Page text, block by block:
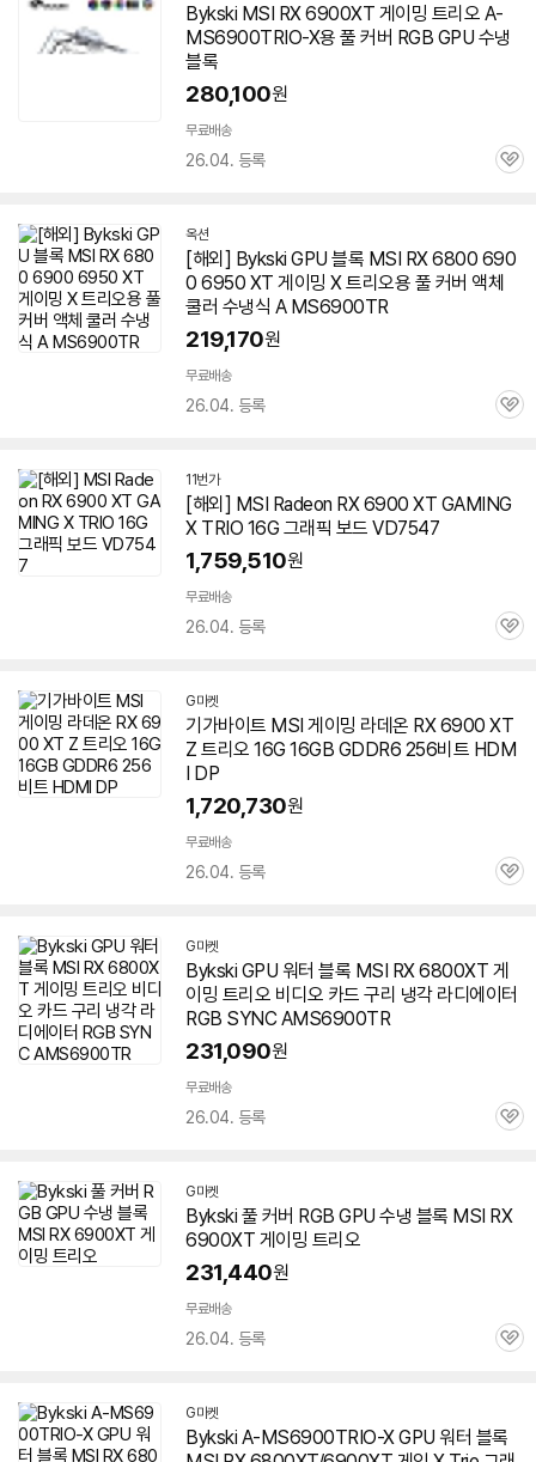
이
버
Bykski MSI RX6900XT 게이밍 트리오 A-
MS6900TRIO-X용 풀 커버 RGB GPU 수냉
블록
280,100원
무료배송
26.04. 등록
관
옥션
[해외] Bykski GPU 블록 MSI RX 6800 690
0 6950 XT 게이밍 X트리오용 풀 커버 액체
쿨러 수냉식 A MS6900TR
219,170원
무료배송
26.04. 등록
관
11번가
[해외] MSI Radeon RX 6900 XT GAMING
X TRIO 16G 그래픽 보드 VD7547
1,759,510원
무료배송
26.04. 등록
관
G마켓
기가바이트 MSI 게이밍 라데온 RX 6900 XT
Z 트리오 16G 16GB GDDR6 256비트 HDM
I DP
1,720,730원
무료배송
26.04. 등록
관
G마켓
Bykski GPU 워터 블록 MSI RX 6800XT 게
이밍 트리오 비디오 카드 구리 냉각 라디에이터
RGB SYNC AMS6900TR
231,090원
무료배송
26.04. 등록
관
G마켓
Bykski 풀 커버 RGB GPU 수냉 블록 MSI RX
6900XT 게이밍 트리오
231,440원
무료배송
26.04. 등록
관
G마켓
Bykski A-MS6900TRIO-X GPU 워터 블록